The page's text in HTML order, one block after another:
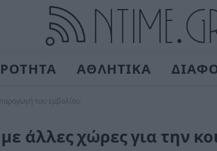
ΑΘΛΗΤΙΚΑ
του εμβολίου
άλλες χώρες για την